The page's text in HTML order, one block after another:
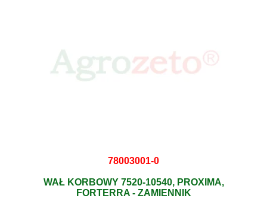
78003001-0
WAŁ KORBOWY 7520-10540, PROXIMA,
FORTERRA - ZAMIENNIK